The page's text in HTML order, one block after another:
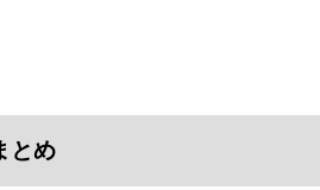
とめ